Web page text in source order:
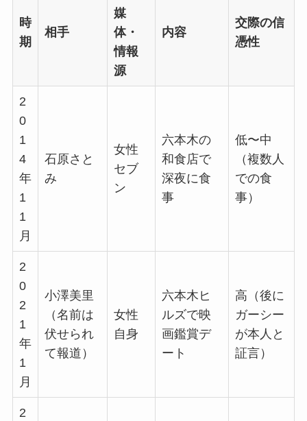
時
期
相手
媒
体・
情報
源
内容
交際の信
憑性
2
0
1
4
年
1
1
月
石原さと
み
女性
セブ
ン
六本木の
和食店で
深夜に食
事
低〜中
（複数人
での食
事）
2
0
2
1
年
1
月
小澤美里
（名前は
伏せられ
て報道）
女性
自身
六本木ヒ
ルズで映
画鑑賞デ
ート
高（後に
ガーシー
が本人と
証言）
2